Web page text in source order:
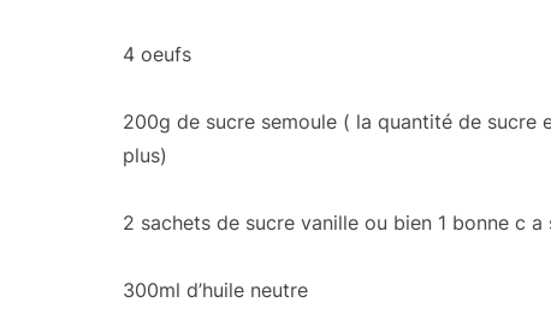
4 oeufs
200g de sucre semoule ( la quantité de
plus)
2 sachets de sucre vanille ou bien 1 bonne c
300ml d’huile neutre